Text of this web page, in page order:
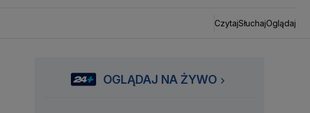
CzytajSłuchajOglądaj
OGLĄDAJ NA ŻYWO